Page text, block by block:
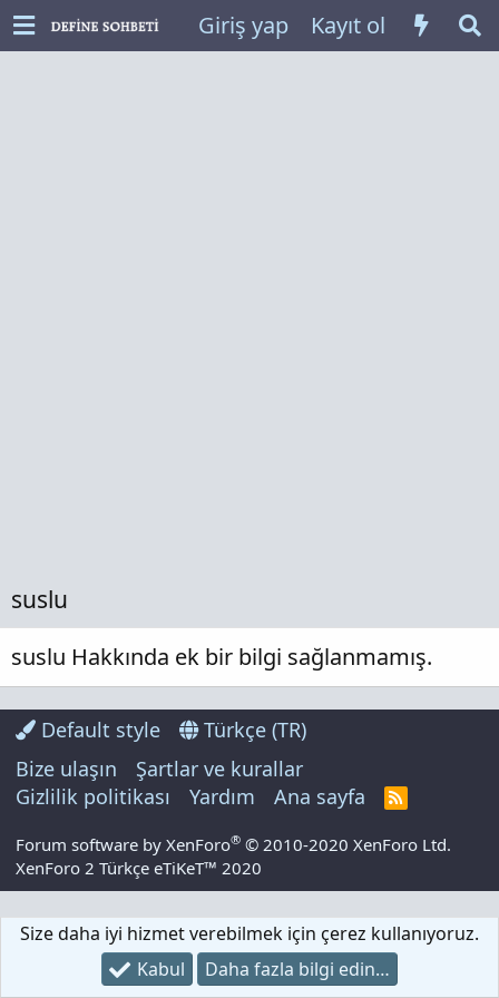
Giriş yap Kayıt ol
suslu
suslu Hakkında ek bir bilgi sağlanmamış.
Default style
Türkçe (TR)
Bize ulaşın
Şartlar ve kurallar
Gizlilik politikası
Yardım Ana sayfa
R
S
Forum software by XenForo® © 2010-2020 XenForo Ltd.
XenForo 2 Türkçe eTiKeT™ 2020
Size daha iyi hizmet verebilmek için çerez kullanıyoruz.
Kabul
Daha fazla bilgi edin…